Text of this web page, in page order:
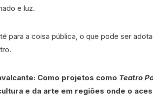
e luz.
para a coisa pública, o que pode ser
Como projetos como Teatro
e da arte em regiões onde o